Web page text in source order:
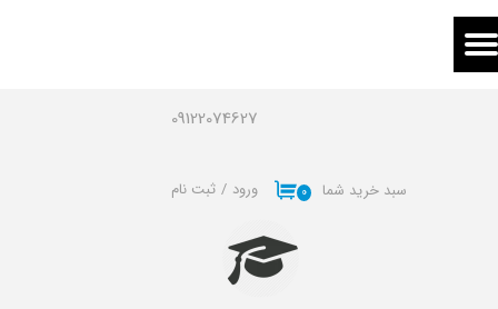
09122074627
۰ سبد خرید شما ورود / ثبت نام
حساب کاربری من
خروج از حساب کاربری